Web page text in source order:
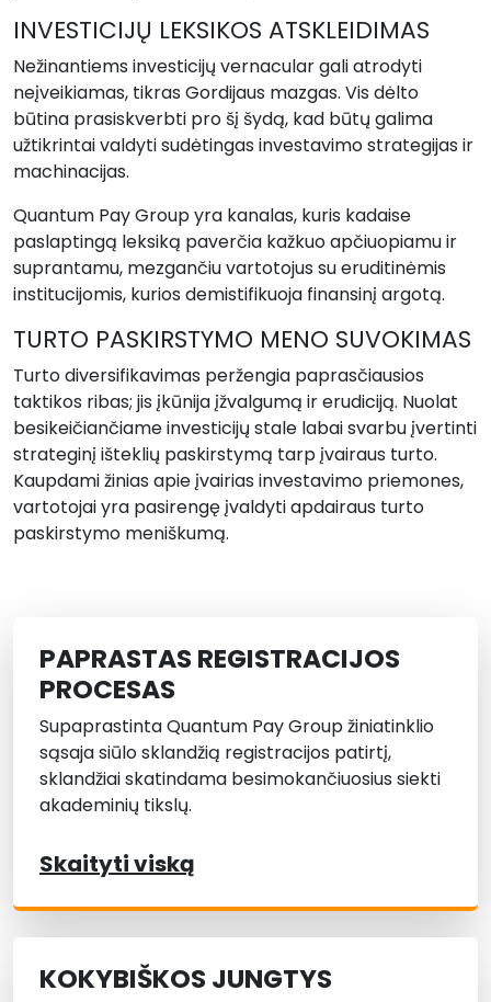
INVESTICIJŲ LEKSIKOS ATSKLEIDIMAS
Nežinantiems investicijų vernacular gali atrodyti
neįveikiamas, tikras Gordijaus mazgas. Vis dėlto
būtina prasiskverbti pro šį šydą, kad būtų galima
užtikrintai valdyti sudėtingas investavimo strategijas ir
machinacijas.
Quantum Pay Group yra kanalas, kuris kadaise
paslaptingą leksiką paverčia kažkuo apčiuopiamu ir
suprantamu, mezgančiu vartotojus su eruditinėmis
institucijomis, kurios demistifikuoja finansinį argotą.
TURTO PASKIRSTYMO MENO SUVOKIMAS
Turto diversifikavimas peržengia paprasčiausios
taktikos ribas; jis įkūnija įžvalgumą ir erudiciją. Nuolat
besikeičiančiame investicijų stale labai svarbu įvertinti
strateginį išteklių paskirstymą tarp įvairaus turto.
Kaupdami žinias apie įvairias investavimo priemones,
vartotojai yra pasirengę įvaldyti apdairaus turto
paskirstymo meniškumą.
PAPRASTAS REGISTRACIJOS
PROCESAS
Supaprastinta Quantum Pay Group žiniatinklio
sąsaja siūlo sklandžią registracijos patirtį,
sklandžiai skatindama besimokančiuosius siekti
akademinių tikslų.
Skaityti viską
KOKYBIŠKOS JUNGTYS